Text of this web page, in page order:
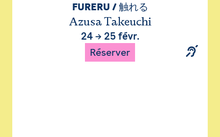
FURERU / 触れる
Azusa Takeuchi
24→ 25 févr.
Réserver